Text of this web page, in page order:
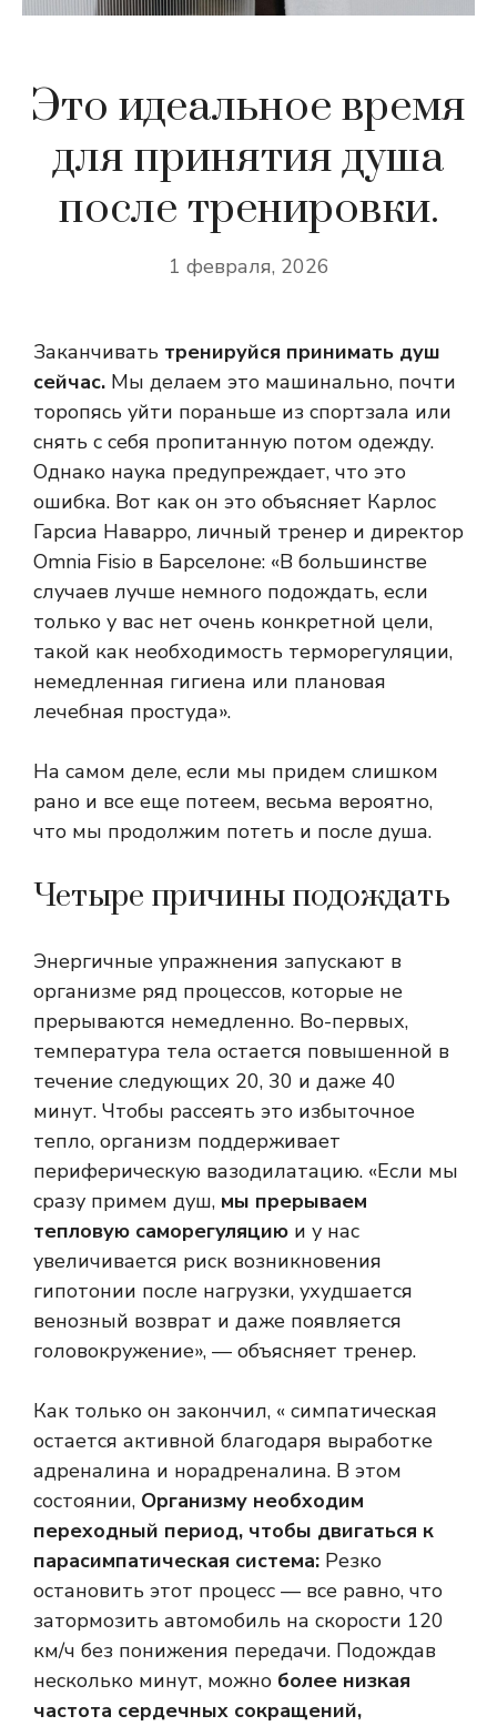
Это идеальное время
для принятия душа
после тренировки.
1 февраля, 2026
Заканчивать тренируйся принимать душ
сейчас. Мы делаем это машинально, почти
торопясь уйти пораньше из спортзала или
снять с себя пропитанную потом одежду.
Однако наука предупреждает, что это
ошибка. Вот как он это объясняет Карлос
Гарсиа Наварро, личный тренер и директор
Omnia Fisio в Барселоне: «В большинстве
случаев лучше немного подождать, если
только у вас нет очень конкретной цели,
такой как необходимость терморегуляции,
немедленная гигиена или плановая
лечебная простуда».
На самом деле, если мы придем слишком
рано и все еще потеем, весьма вероятно,
что мы продолжим потеть и после душа.
Четыре причины подождать
Энергичные упражнения запускают в
организме ряд процессов, которые не
прерываются немедленно. Во-первых,
температура тела остается повышенной в
течение следующих 20, 30 и даже 40
минут. Чтобы рассеять это избыточное
тепло, организм поддерживает
периферическую вазодилатацию. «Если мы
сразу примем душ, мы прерываем
тепловую саморегуляцию и у нас
увеличивается риск возникновения
гипотонии после нагрузки, ухудшается
венозный возврат и даже появляется
головокружение», — объясняет тренер.
Как только он закончил, « симпатическая
остается активной благодаря выработке
адреналина и норадреналина. В этом
состоянии, Организму необходим
переходный период, чтобы двигаться к
парасимпатическая система: Резко
остановить этот процесс — все равно, что
затормозить автомобиль на скорости 120
км/ч без понижения передачи. Подождав
несколько минут, можно более низкая
частота сердечных сокращений,